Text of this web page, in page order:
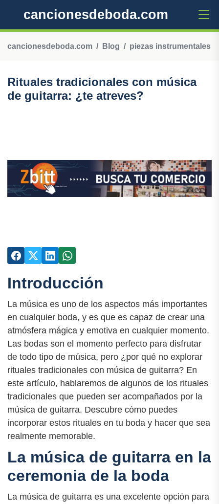
cancionesdeboda.com
cancionesdeboda.com Blog piezas instrumentales
Rituales tradicionales con música
de guitarra: ¿te atreves?
Introducción
La música es uno de los aspectos más importantes
en cualquier boda, y es que es capaz de crear una
atmósfera mágica y emotiva en cualquier momento.
Las bodas son el momento perfecto para disfrutar
de todo tipo de música, pero ¿por qué no explorar
rituales tradicionales con música de guitarra? En
este artículo, hablaremos de algunos de los rituales
tradicionales que pueden ser acompañados por la
música de guitarra. Descubre cómo puedes
incorporar estos rituales en tu boda y hacer que sea
realmente memorable.
La música de guitarra en la
ceremonia de la boda
La música de guitarra es una excelente opción para